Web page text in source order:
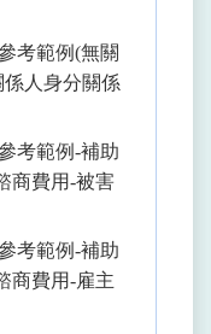
考範例(無關
人身分關係
考範例-補助
商費用-被害
考範例-補助
商費用-雇主